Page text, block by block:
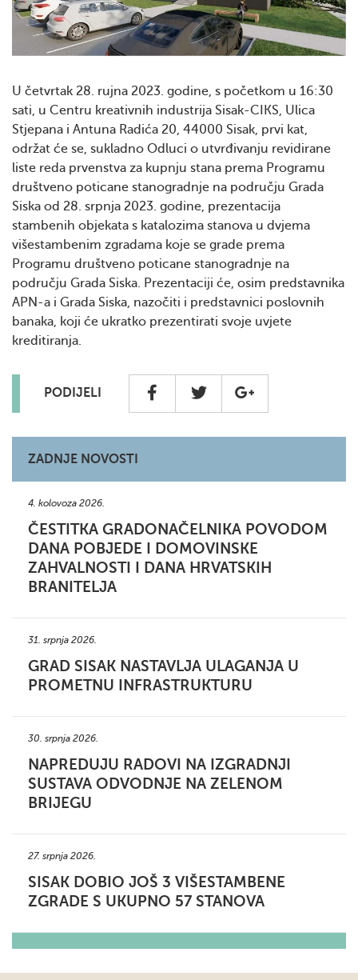
U četvrtak 28. rujna 2023. godine, s početkom u 16:30
sati, u Centru kreativnih industrija Sisak-CIKS, Ulica
Stjepana i Antuna Radića 20, 44000 Sisak, prvi kat,
održat će se, sukladno Odluci o utvrđivanju revidirane
liste reda prvenstva za kupnju stana prema Programu
društveno poticane stanogradnje na području Grada
Siska od 28. srpnja 2023. godine, prezentacija
stambenih objekata s katalozima stanova u dvjema
višestambenim zgradama koje se grade prema
Programu društveno poticane stanogradnje na
području Grada Siska. Prezentaciji će, osim predstavnika
APN-a i Grada Siska, nazočiti i predstavnici poslovnih
banaka, koji će ukratko prezentirati svoje uvjete
kreditiranja.
PODIJELI
ZADNJE NOVOSTI
4. kolovoza 2026.
ČESTITKA GRADONAČELNIKA POVODOM
DANA POBJEDE I DOMOVINSKE
ZAHVALNOSTI I DANA HRVATSKIH
BRANITELJA
31. srpnja 2026.
GRAD SISAK NASTAVLJA ULAGANJA U
PROMETNU INFRASTRUKTURU
30. srpnja 2026.
NAPREDUJU RADOVI NA IZGRADNJI
SUSTAVA ODVODNJE NA ZELENOM
BRIJEGU
27. srpnja 2026.
SISAK DOBIO JOŠ 3 VIŠESTAMBENE
ZGRADE S UKUPNO 57 STANOVA